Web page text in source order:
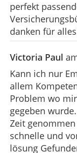
perfekt
danken für
Victoria Paul
Kann ich nur
allem
Problem wo
gegeben
Zeit
schnelle und
lösung